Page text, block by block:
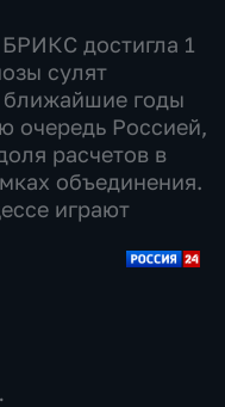
достигла 1
сулят
годы
очередь Россией,
расчетов в
объединения.
играют